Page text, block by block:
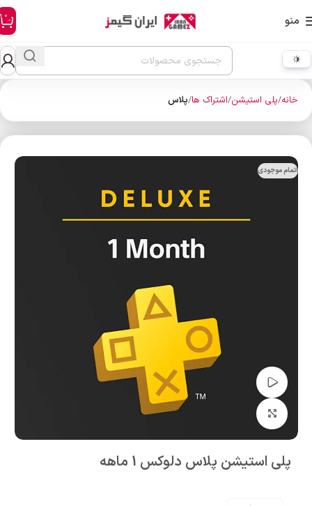
منو 0
خانه پلی استیشن اشتراک ها پلاس
اتمام موجودی
تماشای ویدئو
بزرگنمایی تصویر
پلی استیشن پلاس دلوکس 1 ماهه